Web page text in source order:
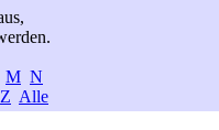
M N
Z Alle